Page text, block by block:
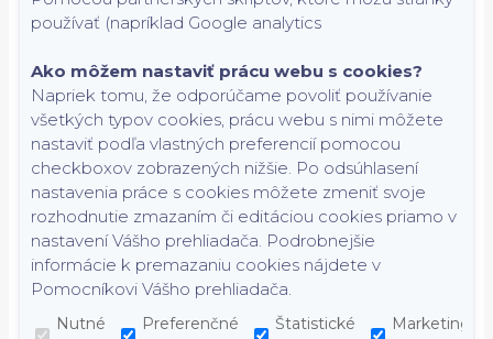
používať (napríklad Google analytics
Ako môžem nastaviť prácu webu s cookies?
Napriek tomu, že odporúčame povoliť používanie
všetkých typov cookies, prácu webu s nimi môžete
nastaviť podľa vlastných preferencií pomocou
checkboxov zobrazených nižšie. Po odsúhlasení
nastavenia práce s cookies môžete zmeniť svoje
rozhodnutie zmazaním či editáciou cookies priamo v
nastavení Vášho prehliadača. Podrobnejšie
informácie k premazaniu cookies nájdete v
Pomocníkovi Vášho prehliadača.
Nutné Preferenčné Štatistické